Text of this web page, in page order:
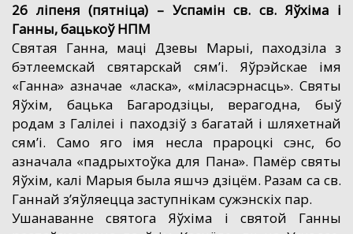
26 ліпеня (пятніца) – Успамін св. св. Яўхіма і
Ганны, бацькоў НПМ
Святая Ганна, маці Дзевы Марыі, паходзіла з
бэтлеемскай святарскай сям’і. Яўрэйскае імя
«Ганна» азначае «ласка», «міласэрнасць». Святы
Яўхім, бацька Багародзіцы, верагодна, быў
родам з Галілеі і паходзіў з багатай і шляхетнай
сям’і. Само яго імя несла прароцкі сэнс, бо
азначала «падрыхтоўка для Пана». Памёр святы
Яўхім, калі Марыя была яшчэ дзіцём. Разам са св.
Ганнай з’яўляецца заступнікам сужэнскіх пар.
Ушанаванне святога Яўхіма і святой Ганны